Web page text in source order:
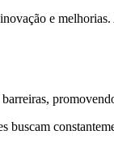
e
buscam